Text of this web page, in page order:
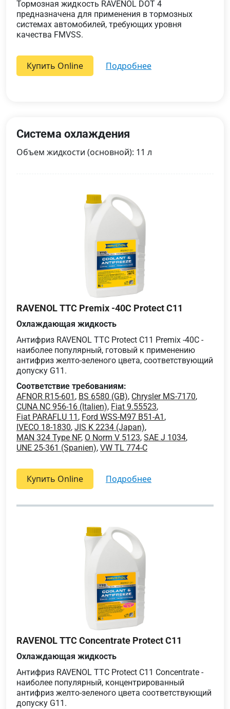
Тормозная жидкость RAVENOL DOT 4
предназначена для применения в тормозных
системах автомобилей, требующих уровня
качества FMVSS.
Купить Online подробнее
Система охлаждения
Объем жидкости (основной): 11 л
RAVENOL TTC Premix -40C Protect C11
Охлаждающая жидкость
Антифриз RAVENOL TTC Protect C11 Premix -40C -
наиболее популярный, готовый к применению
антифриз желто-зеленого цвета, соответствующий
допуску G11.
Соответствие требованиям:
AFNOR R15-601 , BS 6580 (GB), Chrysler MS-7170,
CUNA NC 956-16 (Italien), Fiat 9.55523,
Fiat PARAFLU 11 , Ford WSS-M97 B51-A1 ,
IVECO 18-1830, JIS K 2234 (Japan),
MAN 324 Type NF, O Norm V 5123, SAE J 1034,
UNE 25-361 (Spanien), VW TL 774-C
Купить Online подробнее
RAVENOL TTC Concentrate Protect C11
Охлаждающая жидкость
Антифриз RAVENOL TTC Protect C11 Concentrate -
наиболее популярный, концентрированный
антифриз желто-зеленого цвета соответствующий
допуску G11.